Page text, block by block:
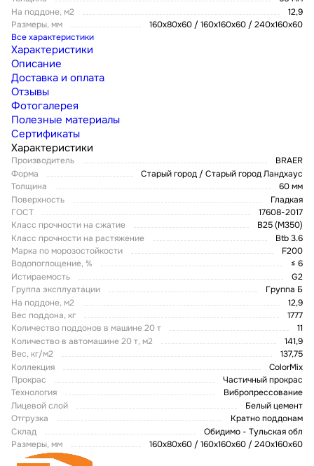
На поддоне, м2
12,9
Размеры, мм
160х80х60 / 160х160х60 / 240х160х60
Все характеристики
Характеристики
Описание
Доставка и оплата
Отзывы
Фотогалерея
Полезные материалы
Сертификаты
Характеристики
Производитель
BRAER
Форма
Старый город / Старый город Ландхаус
Толщина
60 мм
Поверхность
Гладкая
ГОСТ
17608-2017
Класс прочности на сжатие
В25 (М350)
Класс прочности на растяжение
Btb 3.6
Марка по морозостойкости
F200
Водопоглощение, %
≤ 6
Истираемость
G2
Группа эксплуатации
Группа Б
На поддоне, м2
12,9
Вес поддона, кг
1777
Количество поддонов в машине 20 т
11
Количество в автомашине 20 т, м2
141,9
Вес, кг/м2
137,75
Коллекция
ColorMix
Прокрас
Частичный прокрас
Технология
Вибропрессование
Лицевой слой
Белый цемент
Отгрузка
Кратно поддонам
Склад
Обидимо - Тульская обл
Размеры, мм
160х80х60 / 160х160х60 / 240х160х60